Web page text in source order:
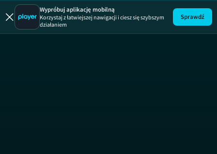
Druga szansa
Wypróbuj aplikację mobilną
Korzystaj z łatwiejszej nawigacji i ciesz się szybszym
działaniem
Sprawdź